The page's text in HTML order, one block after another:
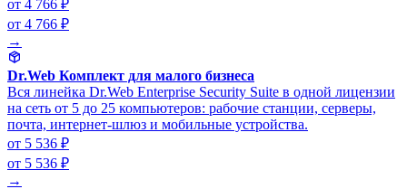
от 4 766 ₽
от 4 766 ₽
→
Dr.Web Комплект для малого бизнеса
Вся линейка Dr.Web Enterprise Security Suite в одной лицензии
на сеть от 5 до 25 компьютеров: рабочие станции, серверы,
почта, интернет-шлюз и мобильные устройства.
от 5 536 ₽
от 5 536 ₽
→